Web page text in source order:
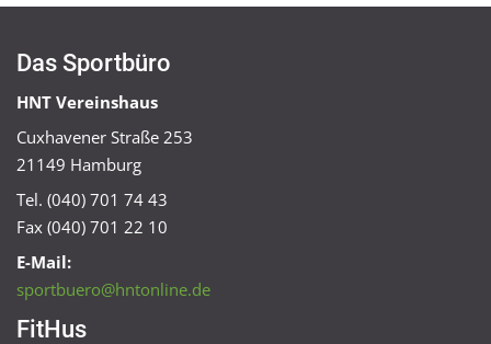
Das Sportbüro
HNT Vereinshaus
Cuxhavener Straße 253
21149 Hamburg
Tel. (040) 701 74 43
Fax (040) 701 22 10
E-Mail:
sportbuero@hntonline.de
FitHus